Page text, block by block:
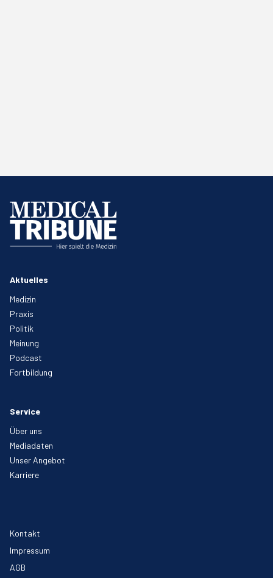
Aktuelles
Medizin
Praxis
Politik
Meinung
Podcast
Fortbildung
Service
Über uns
Mediadaten
Unser Angebot
Karriere
Kontakt
Impressum
AGB